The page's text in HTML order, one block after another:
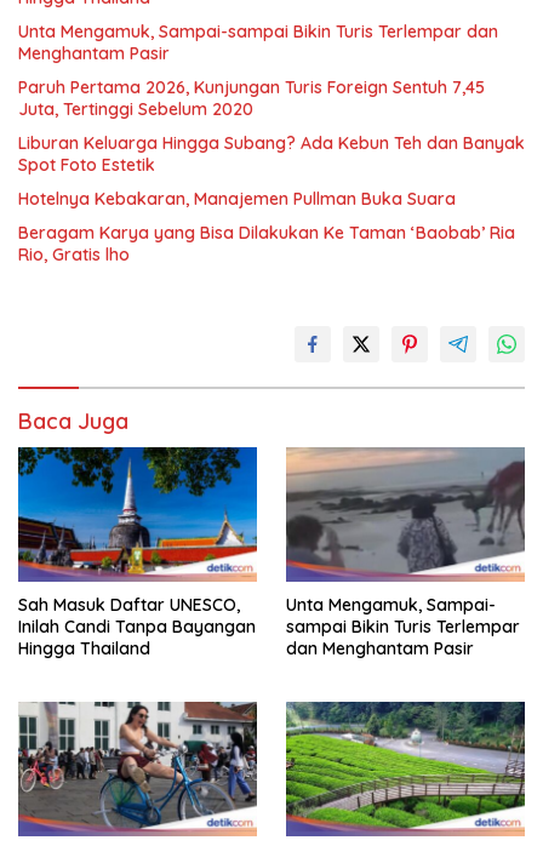
Unta Mengamuk, Sampai-sampai Bikin Turis Terlempar dan
Menghantam Pasir
Paruh Pertama 2026, Kunjungan Turis Foreign Sentuh 7,45
Juta, Tertinggi Sebelum 2020
Liburan Keluarga Hingga Subang? Ada Kebun Teh dan Banyak
Spot Foto Estetik
Hotelnya Kebakaran, Manajemen Pullman Buka Suara
Beragam Karya yang Bisa Dilakukan Ke Taman ‘Baobab’ Ria
Rio, Gratis lho
Baca Juga
Sah Masuk Daftar UNESCO,
Inilah Candi Tanpa Bayangan
Hingga Thailand
Unta Mengamuk, Sampai-
sampai Bikin Turis Terlempar
dan Menghantam Pasir